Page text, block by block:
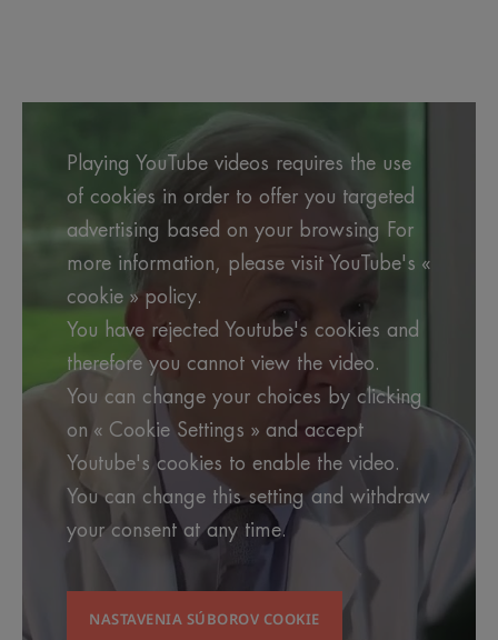
Playing YouTube videos requires the use
of cookies in order to offer you targeted
advertising based on your browsing For
more information, please visit YouTube's «
cookie » policy.
You have rejected Youtube's cookies and
therefore you cannot view the video.
You can change your choices by clicking
on « Cookie Settings » and accept
Youtube's cookies to enable the video.
You can change this setting and withdraw
your consent at any time.
NASTAVENIA SÚBOROV COOKIE